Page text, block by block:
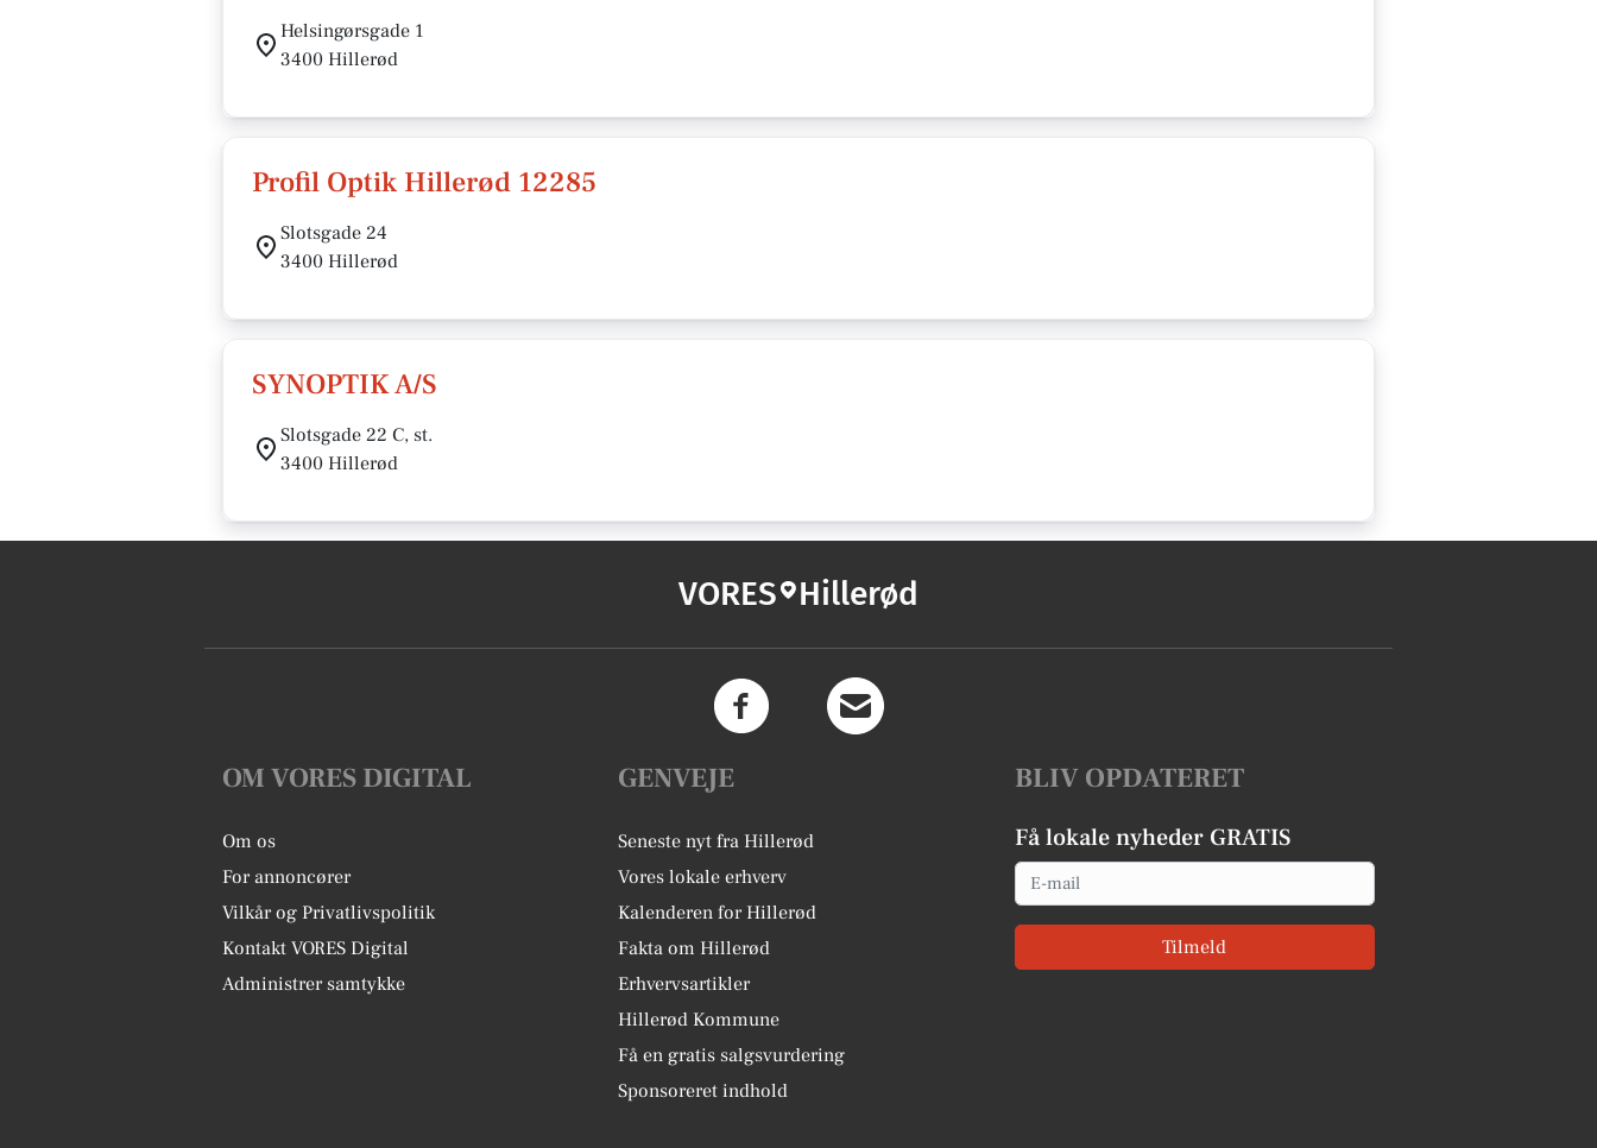
Helsingørsgade 1
3400 Hillerød
Profil Optik Hillerød 12285
Slotsgade 24
3400 Hillerød
SYNOPTIK A/S
Slotsgade 22 C, st.
3400 Hillerød
VORES Hillerød
OM VORES DIGITAL
Om os
For annoncører
Vilkår og Privatlivspolitik
Kontakt VORES Digital
Administrer samtykke
GENVEJE
Seneste nyt fra Hillerød
Vores lokale erhverv
Kalenderen for Hillerød
Fakta om Hillerød
Erhvervsartikler
Hillerød Kommune
Få en gratis salgsvurdering
Sponsoreret indhold
BLIV OPDATERET
Få lokale nyheder GRATIS
Email
Tilmeld